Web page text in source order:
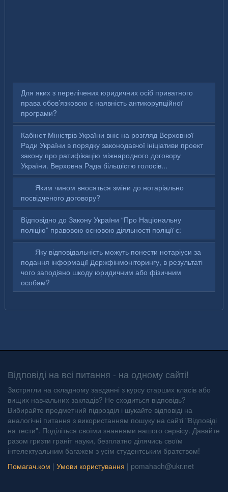
Для яких з перелічених юридичних осіб приватного
права обов’язковою є наявність антикорупційної
програми?
Кабінет Міністрів України вніс на розгляд Верховної
Ради України в порядку законодавчої ініціативи проект
закону про ратифікацію міжнародного договору
України. Верховна Рада більшістю голосів...
Яким чином вносяться зміни до нотаріально
посвідченого договору?
Відповідно до Закону України “Про Національну
поліцію” правовою основою діяльності поліції є:
Яку відповідальність можуть понести нотаріуси за
подання інформації Держфінмоніторингу, в результаті
чого заподіяно шкоду юридичним або фізичним
особам?
Відповіді на всі питання - на одному сайті!
Застрягли на складному завданні з курсу старших класів або
вищих навчальних закладів? Не сходиться відповідь?
Вибирайте предметний підрозділ і шукайте відповіді на
аналогічні питання з використанням пошуку на сайті "Відповіді
на тести". Поділіться своїми знаннями нашого сервісу. Давайте
разом гризти граніт науки, безплатно ділячись своїм
інтелектуальним багажем з усім студентським братством!
Помагач.ком | Умови користування | pomahach@ukr.net